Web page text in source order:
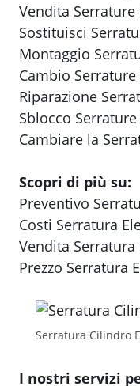
Vendita
Sostituisci
Montaggio
Cambio
Riparazione
Sblocco
Cambiare la
Scopri di più su:
Preventivo
Costi Serratura
Vendita
Prezzo Serratura
Serratura Cilindro
I nostri servizi